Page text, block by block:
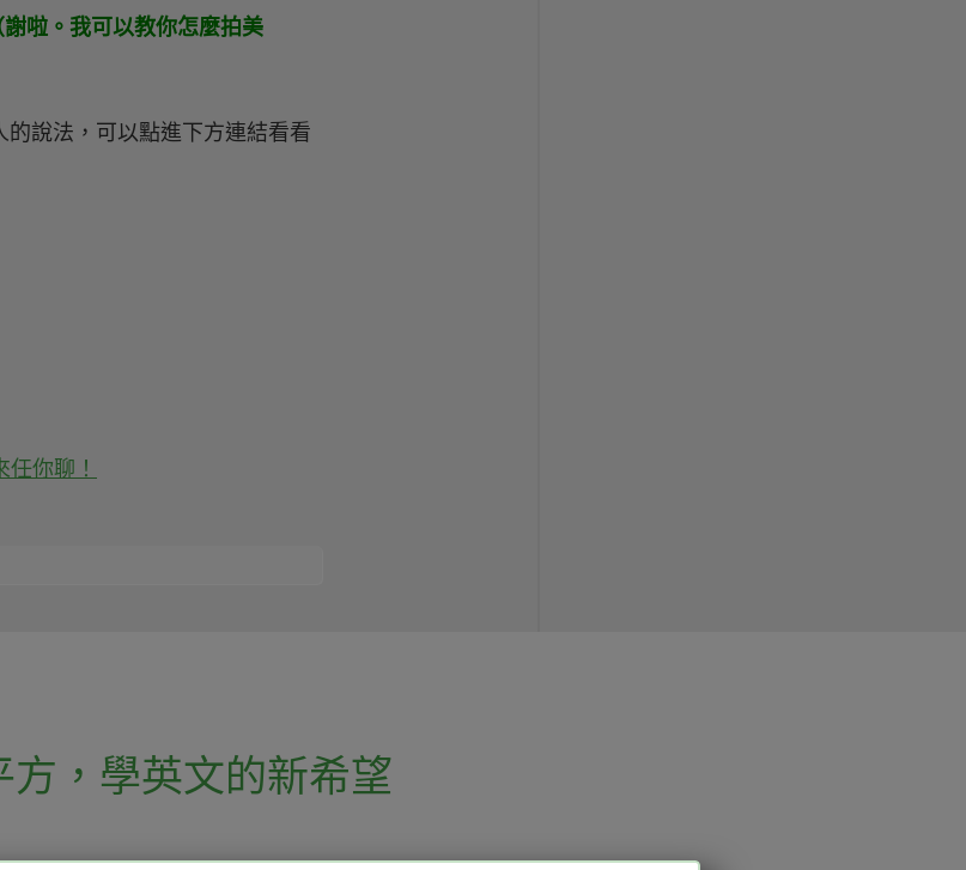
啦。我可以教你怎麼拍美
說法，可以點進下方連結看看
你聊！
方 ， 學英文的新希望